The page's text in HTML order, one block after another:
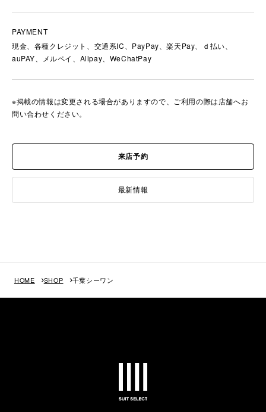
PAYMENT
現金、各種クレジット、交通系IC、PayPay、楽天Pay、ｄ払い、
auPAY、メルペイ、Alipay、WeChatPay
※掲載の情報は変更される場合がありますので、ご利用の際は店舗へお
問い合わせください。
来店予約
最新情報
HOME SHOP 千葉シーワン